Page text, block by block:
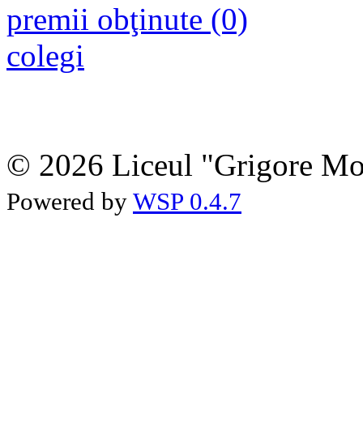
premii obţinute (0)
colegi
© 2026 Liceul "Grigore
Powered by WSP 0.4.7